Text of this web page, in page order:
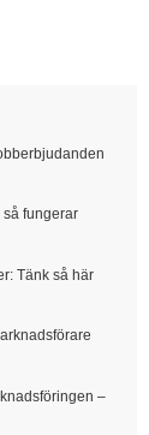
så fungerar
Tänk så här
–